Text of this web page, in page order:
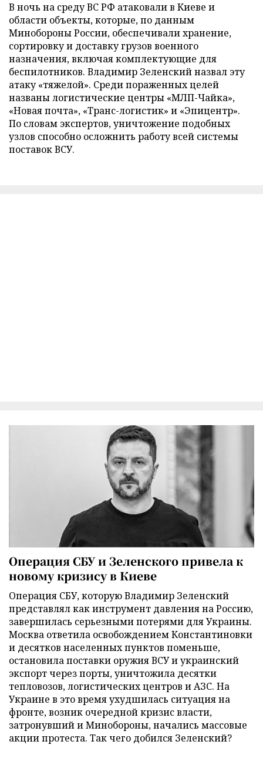
В ночь на среду ВС РФ атаковали в Киеве и
области объекты, которые, по данным
Минобороны России, обеспечивали хранение,
сортировку и доставку грузов военного
назначения, включая комплектующие для
беспилотников. Владимир Зеленский назвал эту
атаку «тяжелой». Среди пораженных целей
названы логистические центры «МЛП-Чайка»,
«Новая почта», «Транс-логистик» и «Эпицентр».
По словам экспертов, уничтожение подобных
узлов способно осложнить работу всей системы
поставок ВСУ.
Операция СБУ и Зеленского привела к
новому кризису в Киеве
Операция СБУ, которую Владимир Зеленский
представлял как инструмент давления на Россию,
завершилась серьезными потерями для Украины.
Москва ответила освобождением Константиновки
и десятков населенных пунктов поменьше,
остановила поставки оружия ВСУ и украинский
экспорт через порты, уничтожила десятки
тепловозов, логистических центров и АЗС. На
Украине в это время ухудшилась ситуация на
фронте, возник очередной кризис власти,
затронувший и Минобороны, начались массовые
акции протеста. Так чего добился Зеленский?